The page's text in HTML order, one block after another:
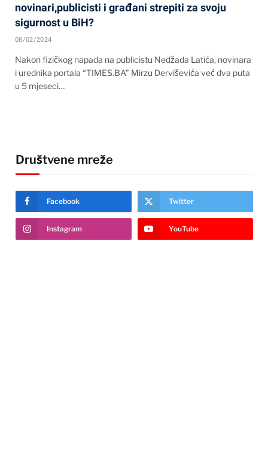
novinari,publicisti i građani strepiti za svoju
sigurnost u BiH?
08/02/2024
Nakon fizičkog napada na publicistu Nedžada Latića, novinara
i urednika portala “TIMES.BA” Mirzu Derviševića već dva puta
u 5 mjeseci…
Društvene mreže
Facebook Twitter
Instagram YouTube